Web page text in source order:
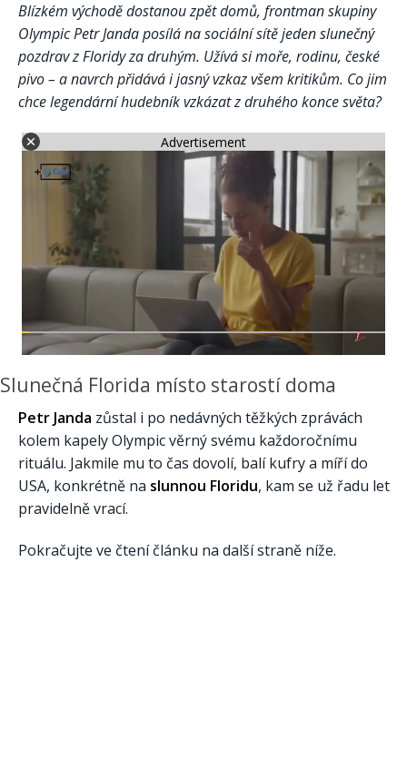
Blízkém východě dostanou zpět domů, frontman skupiny
Olympic Petr Janda posílá na sociální sítě jeden slunečný
pozdrav z Floridy za druhým. Užívá si moře, rodinu, české
pivo – a navrch přidává i jasný vzkaz všem kritikům. Co jim
chce legendární hudebník vzkázat z druhého konce světa?
Advertisement
Slunečná Florida místo starostí doma
Petr Janda zůstal i po nedávných těžkých zprávách
kolem kapely Olympic věrný svému každoročnímu
rituálu. Jakmile mu to čas dovolí, balí kufry a míří do
USA, konkrétně na slunnou Floridu, kam se už řadu let
pravidelně vrací.
Pokračujte ve čtení článku na další straně níže.